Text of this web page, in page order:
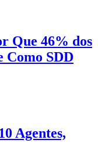
Que 46% dos
Como SDD
Agentes,